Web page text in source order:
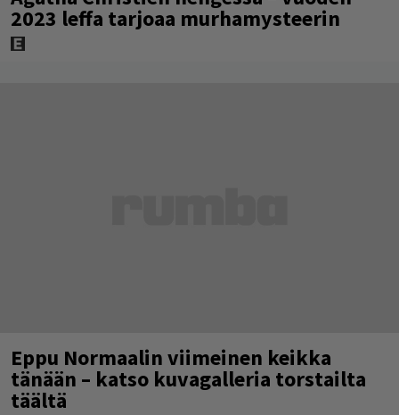
2023 leffa tarjoaa murhamysteerin
Eppu Normaalin viimeinen keikka
tänään – katso kuvagalleria torstailta
täältä